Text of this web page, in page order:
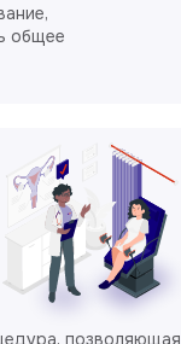
позволяющая
общее